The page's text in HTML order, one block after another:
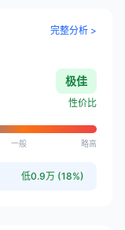
完整分析 >
极佳
性价比
一般 略高
低0.9万 (18%)